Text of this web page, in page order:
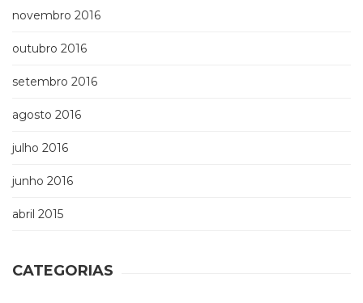
novembro 2016
outubro 2016
setembro 2016
agosto 2016
julho 2016
junho 2016
abril 2015
CATEGORIAS